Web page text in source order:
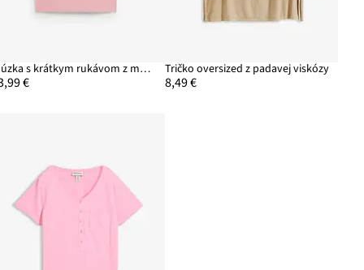
Blúzka s krátkym rukávom z mušelínu
€
Tričko oversized z padavej viskózy
8,49 €